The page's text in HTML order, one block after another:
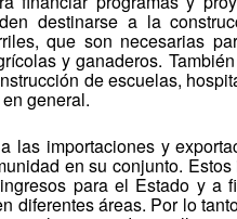
destinarse a la
que son necesarias
y ganaderos.
de escuelas,
general.
las importaciones y
en su conjunto.
para el Estado y a
diferentes áreas. Por lo